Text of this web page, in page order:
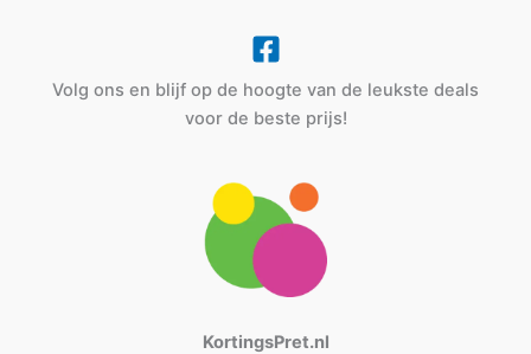
Volg ons en blijf op de hoogte van de leukste deals
voor de beste prijs!
KortingsPret.nl